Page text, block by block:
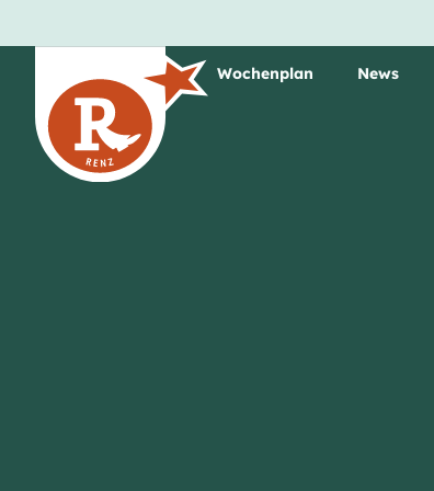
Unsere Tanzkurse Wochenplan News